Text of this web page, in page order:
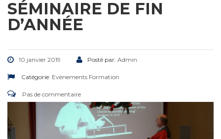
SÉMINAIRE DE FIN
D’ANNÉE
10 janvier 2019 Posté par: Admin
Catégorie: Evénements Formation
Pas de commentaire